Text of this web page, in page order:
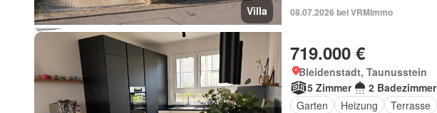
Villa 08.07.2026 bei VRMImmo
719.000 €
Bleidenstadt, Taunusstein
5 Zimmer
2 Badezimmer
Garten
Heizung Terrasse